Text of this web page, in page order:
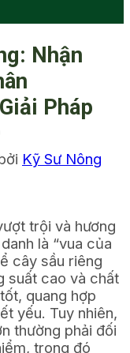
Nhận
Pháp
Kỹ Sư Nông
trội và hương
là “vua của
cây sầu riêng
suất cao và chất
quang hợp
yếu. Tuy nhiên,
thường phải đối
trong đó